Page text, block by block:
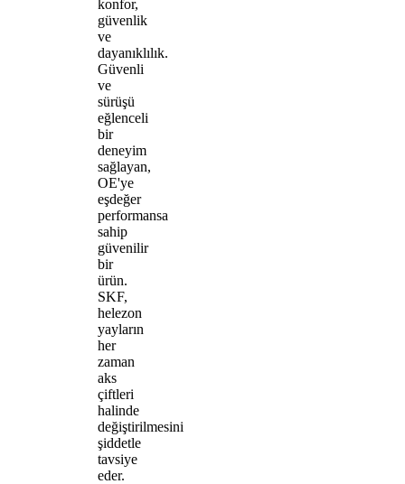
konfor,
güvenlik
ve
dayanıklılık.
Güvenli
ve
sürüşü
eğlenceli
bir
deneyim
sağlayan,
OE'ye
eşdeğer
performansa
sahip
güvenilir
bir
ürün.
SKF,
helezon
yayların
her
zaman
aks
çiftleri
halinde
değiştirilmesini
şiddetle
tavsiye
eder.